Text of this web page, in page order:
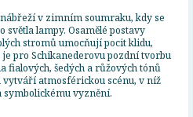
v zimním soumraku, kdy se
lampy. Osamělé postavy
stromů umocňují pocit klidu,
pro Schikanederovu pozdní tvorbu
fialových, šedých a růžových tónů
vytváří atmosférickou scénu, v níž
symbolickému vyznění.